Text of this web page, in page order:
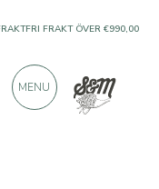
FRAKT ÖVER €990,00
PRODUKTER FRÅN
MENU